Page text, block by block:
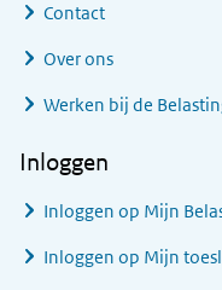
Contact
Over ons
Werken bij de
Inloggen
Inloggen op Mijn
Inloggen op Mijn